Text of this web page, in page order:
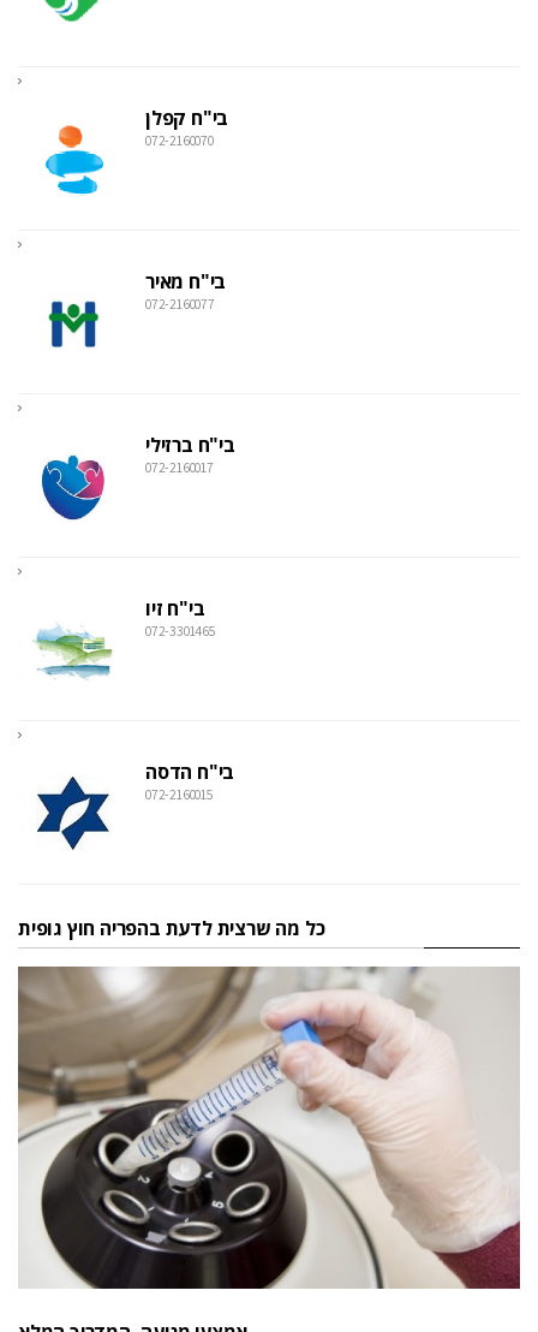
בי"ח קפלן
072-2160070
בי"ח מאיר
072-2160077
בי"ח ברזילי
072-2160017
בי"ח זיו
072-3301465
בי"ח הדסה
072-2160015
כל מה שרצית לדעת בהפריה חוץ גופית